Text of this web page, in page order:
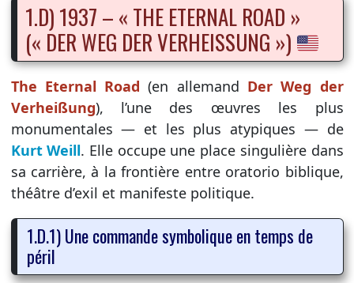
1.D) 1937 – « THE ETERNAL ROAD »
(« DER WEG DER VERHEISSUNG »)
The Eternal Road (en allemand Der Weg der
Verheißung), l’une des œuvres les plus
monumentales — et les plus atypiques — de
Kurt Weill. Elle occupe une place singulière dans
sa carrière, à la frontière entre oratorio biblique,
théâtre d’exil et manifeste politique.
1.D.1) Une commande symbolique en temps de
péril